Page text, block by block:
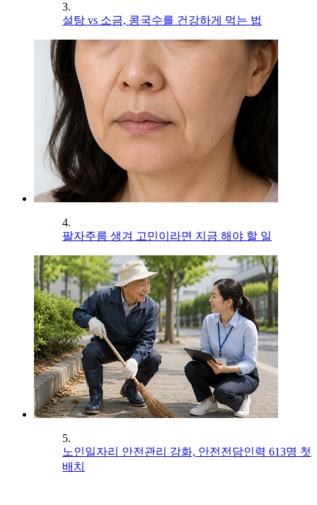
3.
설탕 vs 소금, 콩국수를 건강하게 먹는 법
4.
팔자주름 생겨 고민이라면 지금 해야 할 일
5.
노인일자리 안전관리 강화, 안전전담인력 613명 첫
배치